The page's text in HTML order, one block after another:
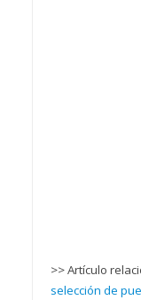
>> Artículo
selección de